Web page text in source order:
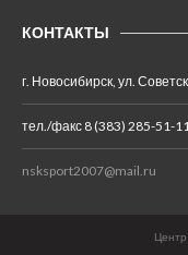
КОНТАКТЫ
г. Новосибирск, ул.
тел./факс 8 (383) 285-51-
nsksport2007@mail.ru
Центр